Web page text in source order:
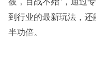
到行业的最新玩法，还
半功倍。